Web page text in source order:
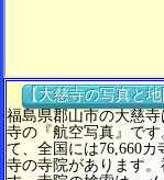
【大慈寺の写真と
福島県郡山市の大慈
寺の『航空写真』です
て、全国には76,660
寺の寺院があります